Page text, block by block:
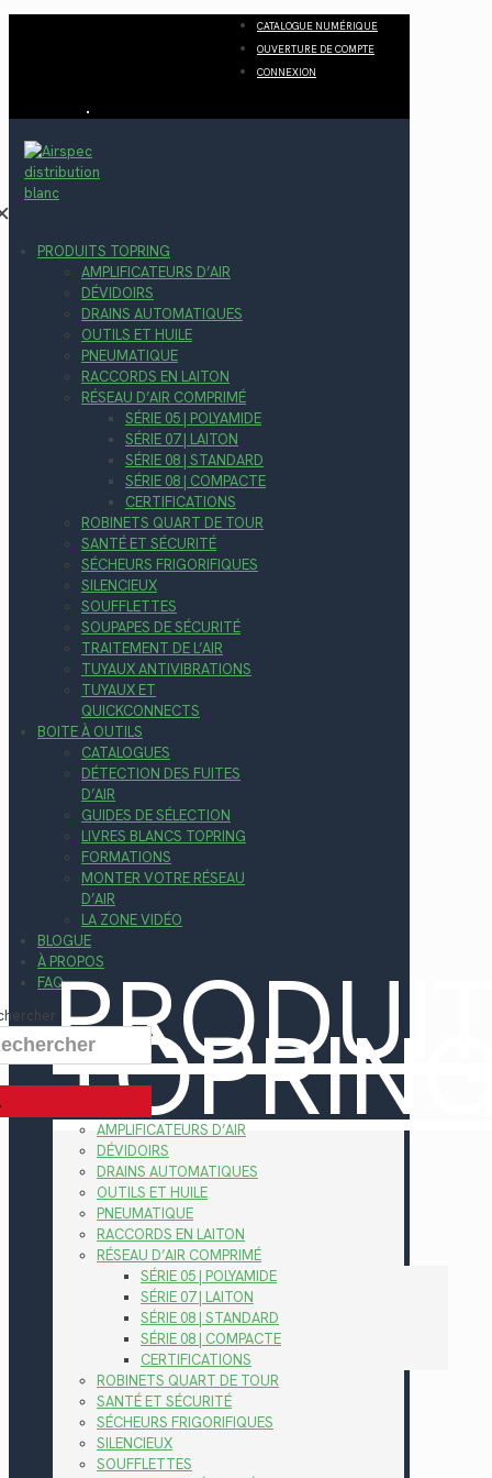
CATALOGUE NUMÉRIQUE
OUVERTURE DE COMPTE
CONNEXION
PRODUITS TOPRING
AMPLIFICATEURS D’AIR
DÉVIDOIRS
DRAINS AUTOMATIQUES
OUTILS ET HUILE
PNEUMATIQUE
RACCORDS EN LAITON
RÉSEAU D’AIR COMPRIMÉ
SÉRIE 05 | POLYAMIDE
SÉRIE 07 | LAITON
SÉRIE 08 | STANDARD
SÉRIE 08 | COMPACTE
CERTIFICATIONS
ROBINETS QUART DE TOUR
SANTÉ ET SÉCURITÉ
SÉCHEURS FRIGORIFIQUES
SILENCIEUX
SOUFFLETTES
SOUPAPES DE SÉCURITÉ
TRAITEMENT DE L’AIR
TUYAUX ANTIVIBRATIONS
TUYAUX ET
QUICKCONNECTS
BOITE À OUTILS
CATALOGUES
DÉTECTION DES FUITES
D’AIR
GUIDES DE SÉLECTION
LIVRES BLANCS TOPRING
FORMATIONS
MONTER VOTRE RÉSEAU
D’AIR
LA ZONE VIDÉO
BLOGUE
À PROPOS
FAQ
AMPLIFICATEURS D’AIR
DÉVIDOIRS
DRAINS AUTOMATIQUES
OUTILS ET HUILE
PNEUMATIQUE
RACCORDS EN LAITON
RÉSEAU D’AIR COMPRIMÉ
SÉRIE 05 | POLYAMIDE
SÉRIE 07 | LAITON
SÉRIE 08 | STANDARD
SÉRIE 08 | COMPACTE
CERTIFICATIONS
ROBINETS QUART DE TOUR
SANTÉ ET SÉCURITÉ
SÉCHEURS FRIGORIFIQUES
SILENCIEUX
SOUFFLETTES